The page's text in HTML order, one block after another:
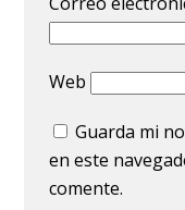
Web
Guarda mi
en este
comente.